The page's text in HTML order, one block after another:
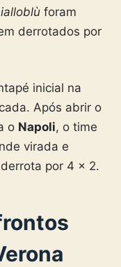
foram
derrotados por
inicial na
Após abrir o
o Napoli, o time
virada e
por 4 x 2.